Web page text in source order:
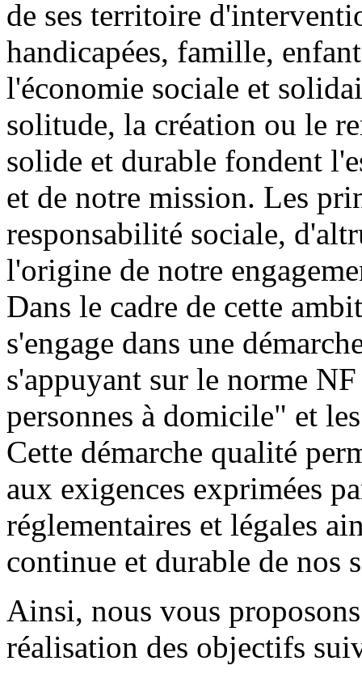
de ses territoire
handicapées, famille,
l'économie sociale et
solitude, la création ou le
solide et durable fondent
et de notre mission. Les
responsabilité sociale,
l'origine de notre
Dans le cadre de cette
s'engage dans une
s'appuyant sur le norme
personnes à domicile" et
Cette démarche qualité
aux exigences exprimées
réglementaires et légales
continue et durable de nos
Ainsi, nous vous
réalisation des objectifs